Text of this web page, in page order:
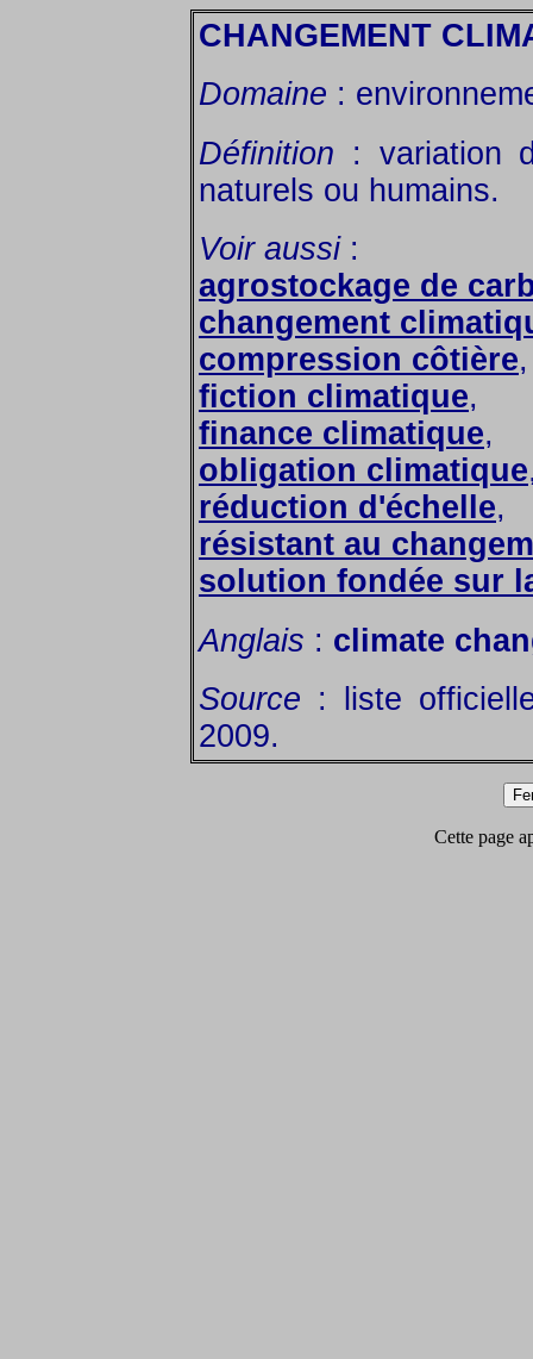
CHANGEMENT
Domaine :
Définition : variation
naturels ou humains.
Voir aussi:
agrostockage de
changement
compression côtière,
fiction climatique,
finance climatique,
obligation climatique
réduction d'échelle,
résistant au
solution fondée sur
Anglais : climate
Source : liste
2009.
Cette page